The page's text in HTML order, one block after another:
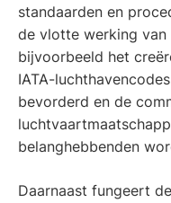
standaarden en
de vlotte werking
bijvoorbeeld het
IATA-
bevorderd en de
belanghebbenden
Daarnaast fungeert